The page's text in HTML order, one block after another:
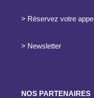
> Réservez votre appel
> Newsletter
NOS PARTENAIRES